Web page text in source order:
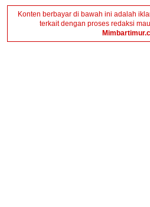
Konten berbayar di bawah ini adalah
terkait dengan proses redaksi